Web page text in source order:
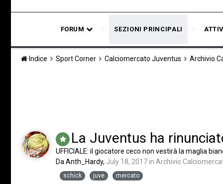
FORUM SEZIONI PRINCIPALI
Indice Sport Corner Calciomercato Juventus Archivio
La Juventus ha
UFFICIALE: il giocatore ceco non vestirà la maglia
Da Anth_Hardy, July 18, 2017in Archivio
schick juve mercato